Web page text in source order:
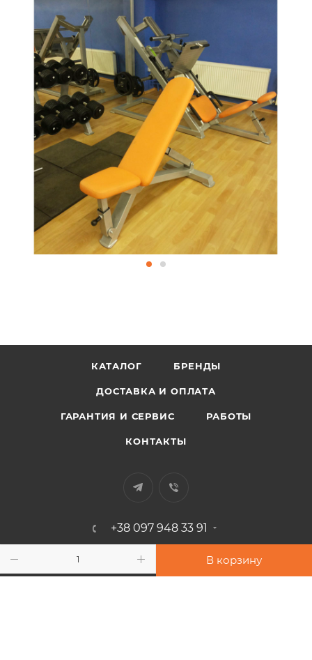
В корзину
КАТАЛОГ БРЕНДЫ
ДОСТАВКА И ОПЛАТА
ГАРАНТИЯ И СЕРВИС РАБОТЫ
КОНТАКТЫ
+38 097 948 33 91
info@sport-power.com.ua